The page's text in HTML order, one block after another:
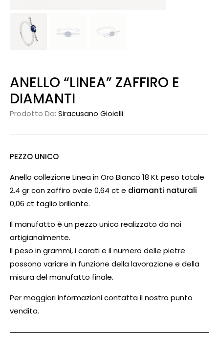
ANELLO “LINEA” ZAFFIRO E
DIAMANTI
Prodotto Da: Siracusano Gioielli
PEZZO UNICO
Anello collezione Linea in Oro Bianco 18 Kt peso totale
2.4 gr con zaffiro ovale 0,64 ct e diamanti naturali
0,06 ct taglio brillante.
Il manufatto è un pezzo unico realizzato da noi
artigianalmente.
Il peso in grammi, i carati e il numero delle pietre
possono variare in funzione della lavorazione e della
misura del manufatto finale.
Per maggiori informazioni contatta il nostro punto
vendita.